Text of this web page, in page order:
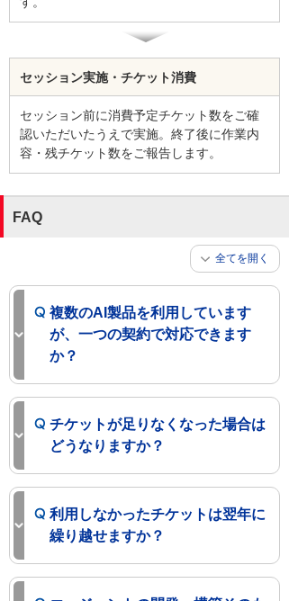
セッション実施・チケット消費
セッション前に消費予定チケット数をご確
認いただいたうえで実施。終了後に作業内
容・残チケット数をご報告します。
FAQ
全てを開く
複数のAI製品を利用しています
が、一つの契約で対応できます
か？
チケットが足りなくなった場合は
どうなりますか？
利用しなかったチケットは翌年に
繰り越せますか？